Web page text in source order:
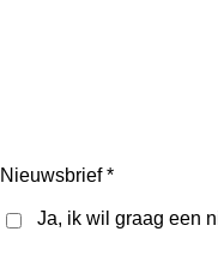
Nieuwsbrief *
Ja, ik wil graag een